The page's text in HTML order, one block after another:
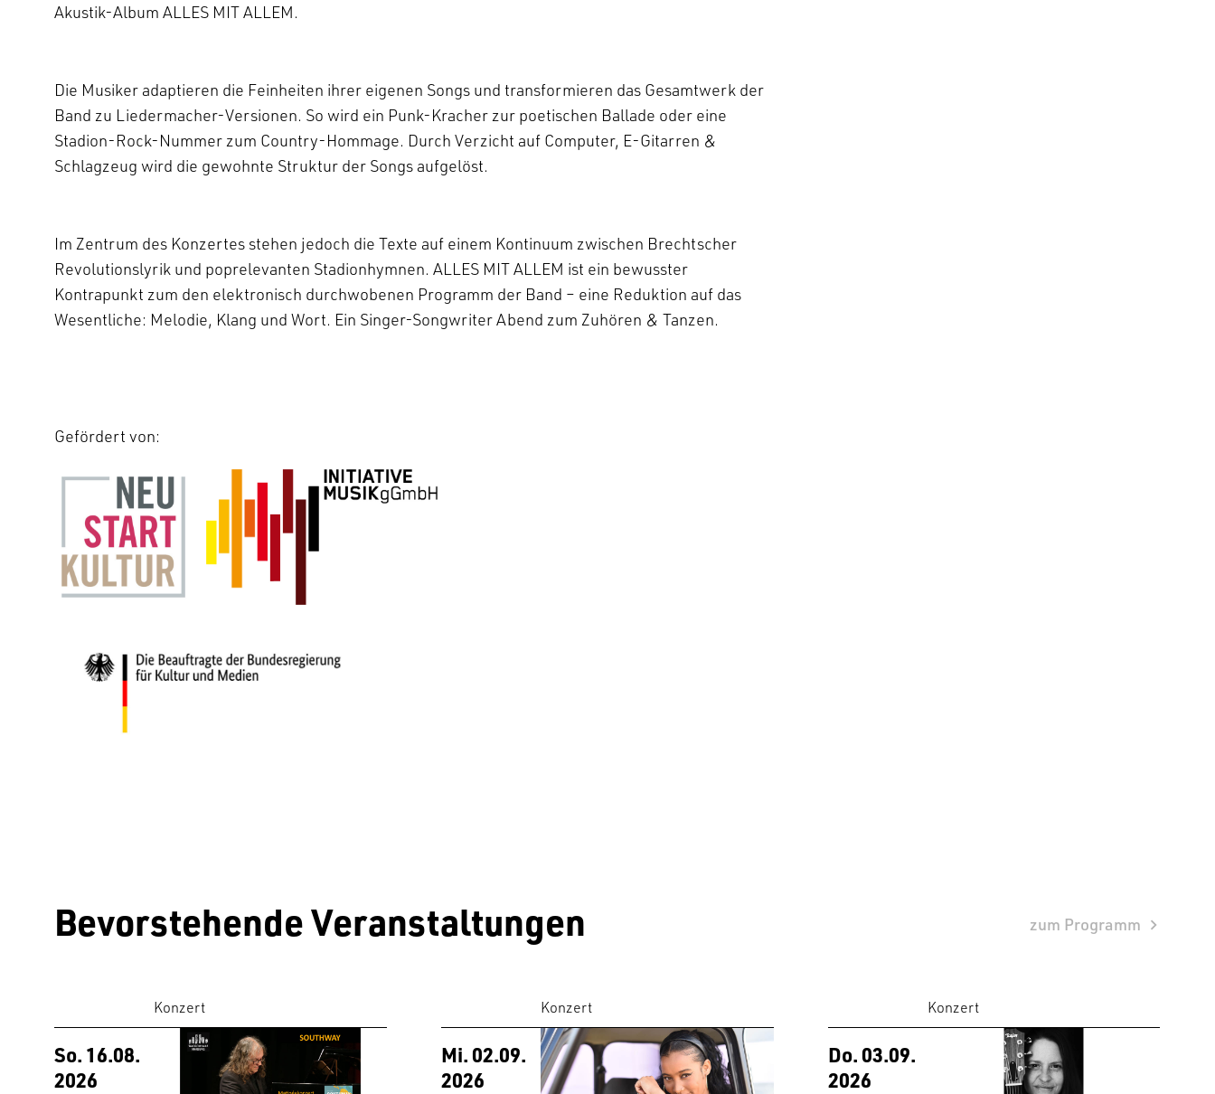
Akustik-Album ALLES MIT ALLEM.
Die Musiker adaptieren die Feinheiten ihrer eigenen Songs und transformieren das Gesamtwerk der
Band zu Liedermacher-Versionen. So wird ein Punk-Kracher zur poetischen Ballade oder eine
Stadion-Rock-Nummer zum Country-Hommage. Durch Verzicht auf Computer, E-Gitarren &
Schlagzeug wird die gewohnte Struktur der Songs aufgelöst.
Im Zentrum des Konzertes stehen jedoch die Texte auf einem Kontinuum zwischen Brechtscher
Revolutionslyrik und poprelevanten Stadionhymnen. ALLES MIT ALLEM ist ein bewusster
Kontrapunkt zum den elektronisch durchwobenen Programm der Band – eine Reduktion auf das
Wesentliche: Melodie, Klang und Wort. Ein Singer-Songwriter Abend zum Zuhören & Tanzen.
Gefördert von:
Bevorstehende Veranstaltungen zum Programm
Konzert
So. 16.08.
2026
Konzert
Mi. 02.09.
2026
Konzert
Do. 03.09.
2026